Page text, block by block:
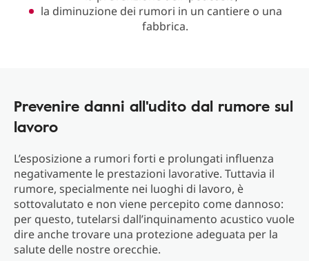
la diminuzione dei rumori in un cantiere o una
fabbrica.
Prevenire danni all'udito dal rumore sul
lavoro
L’esposizione a rumori forti e prolungati influenza
negativamente le prestazioni lavorative. Tuttavia il
rumore, specialmente nei luoghi di lavoro, è
sottovalutato e non viene percepito come dannoso:
per questo, tutelarsi dall’inquinamento acustico vuole
dire anche trovare una protezione adeguata per la
salute delle nostre orecchie.